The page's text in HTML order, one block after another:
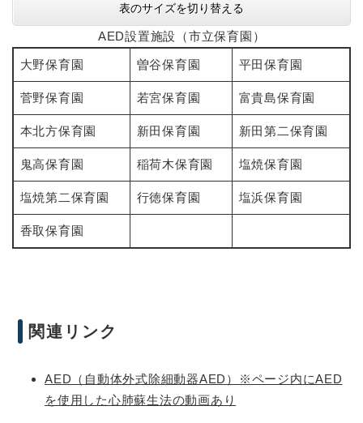
表のサイズを切り替える
AED設置施設（市立保育園）
大野保育園 曽谷保育園 平田保育園
菅野保育園 若宮保育園 富貴島保育園
本北方保育園 新田保育園 新田第二保育園
鬼高保育園 稲荷木保育園 塩焼保育園
塩焼第二保育園 行徳保育園 塩浜保育園
香取保育園
関連リンク
AED（自動体外式除細動器AED）※ページ内にAED
を使用した心肺蘇生法の動画あり